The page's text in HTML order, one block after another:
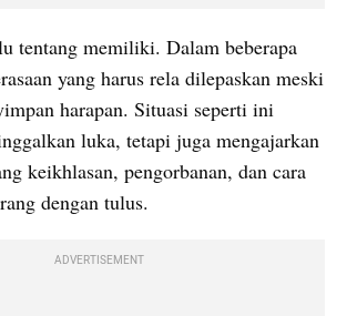
tentang memiliki. Dalam beberapa
yang harus rela dilepaskan meski
harapan. Situasi seperti ini
luka, tetapi juga mengajarkan
keikhlasan, pengorbanan, dan cara
dengan tulus.
ADVERTISEMENT